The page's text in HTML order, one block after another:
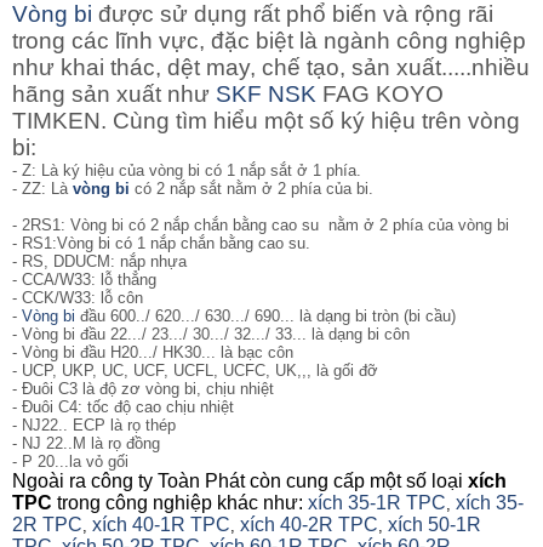
Vòng bi được sử dụng rất phổ biến và rộng rãi
trong các lĩnh vực, đặc biệt là ngành công nghiệp
như khai thác, dệt may, chế tạo, sản xuất.....nhiều
hãng sản xuất như SKF NSK FAG KOYO
TIMKEN. Cùng tìm hiểu một số ký hiệu trên vòng
bi:
- Z: Là ký hiệu của vòng bi có 1 nắp sắt ở 1 phía.
- ZZ: Là vòng bi có 2 nắp sắt nằm ở 2 phía của bi.
- 2RS1: Vòng bi có 2 nắp chắn bằng cao su nằm ở 2 phía của vòng bi
- RS1:Vòng bi có 1 nắp chắn bằng cao su.
- RS, DDUCM: nắp nhựa
- CCA/W33: lỗ thẳng
- CCK/W33: lỗ côn
- Vòng bi đầu 600../ 620.../ 630.../ 690... là dạng bi tròn (bi cầu)
- Vòng bi đầu 22.../ 23.../ 30.../ 32.../ 33... là dạng bi côn
- Vòng bi đầu H20.../ HK30... là bạc côn
- UCP, UKP, UC, UCF, UCFL, UCFC, UK,,, là gối đỡ
- Đuôi C3 là độ zơ vòng bi, chịu nhiệt
- Đuôi C4: tốc độ cao chịu nhiệt
- NJ22.. ECP là rọ thép
- NJ 22..M là rọ đồng
- P 20...la vỏ gối
Ngoài ra công ty Toàn Phát còn cung cấp một số loại xích
TPC trong công nghiệp khác như: xích 35-1R TPC, xích 35-
2R TPC, xích 40-1R TPC, xích 40-2R TPC, xích 50-1R